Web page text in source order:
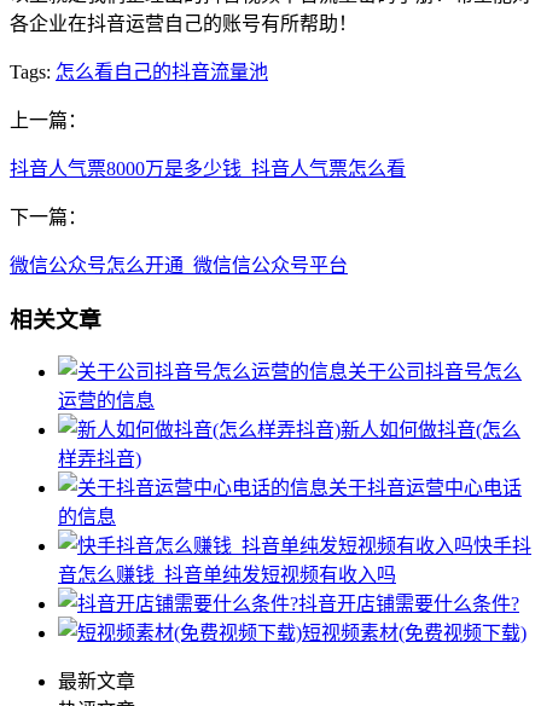
各企业在抖音运营自己的账号有所帮助！
Tags: 怎么看自己的抖音流量池
上一篇：
抖音人气票8000万是多少钱_抖音人气票怎么看
下一篇：
微信公众号怎么开通_微信信公众号平台
相关文章
关于公司抖音号怎么
运营的信息
新人如何做抖音(怎么
样弄抖音)
关于抖音运营中心电话
的信息
快手抖
音怎么赚钱_抖音单纯发短视频有收入吗
抖音开店铺需要什么条件?
短视频素材(免费视频下载)
最新文章